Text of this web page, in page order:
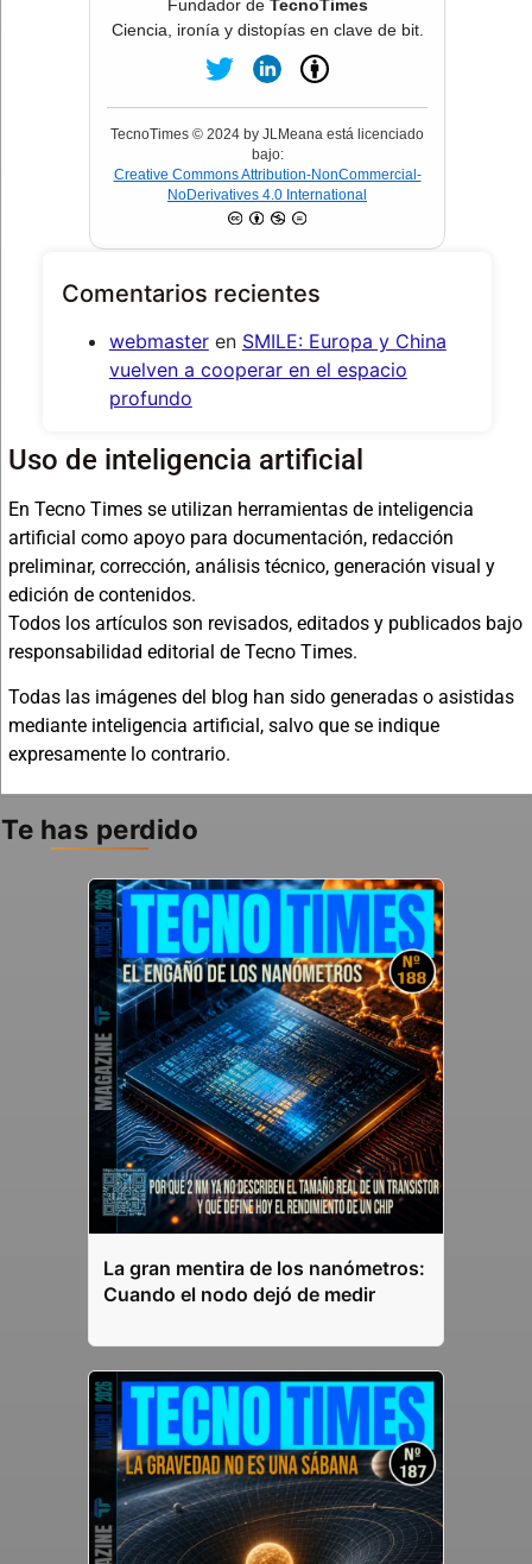
Fundador de TecnoTimes
Ciencia, ironía y distopías en clave de bit.
TecnoTimes © 2024 by JLMeana está licenciado
bajo:
Creative Commons Attribution-NonCommercial-
NoDerivatives 4.0 International
Comentarios recientes
webmasteren SMILE: Europa y China
vuelven a cooperar en el espacio
profundo
Uso de inteligencia artificial
En Tecno Times se utilizan herramientas de inteligencia
artificial como apoyo para documentación, redacción
preliminar, corrección, análisis técnico, generación visual y
edición de contenidos.
Todos los artículos son revisados, editados y publicados bajo
responsabilidad editorial de Tecno Times.
Todas las imágenes del blog han sido generadas o asistidas
mediante inteligencia artificial, salvo que se indique
expresamente lo contrario.
Te has perdido
La gran mentira de los nanómetros:
Cuando el nodo dejó de medir